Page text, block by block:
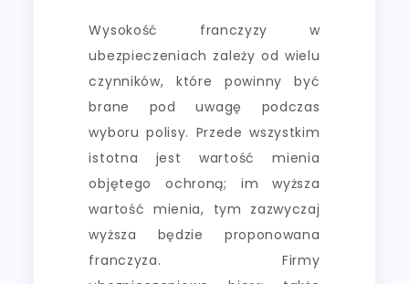
Wysokość franczyzy w
ubezpieczeniach zależy od wielu
czynników, które powinny być
brane pod uwagę podczas
wyboru polisy. Przede wszystkim
istotna jest wartość mienia
objętego ochroną; im wyższa
wartość mienia, tym zazwyczaj
wyższa będzie proponowana
franczyza. Firmy